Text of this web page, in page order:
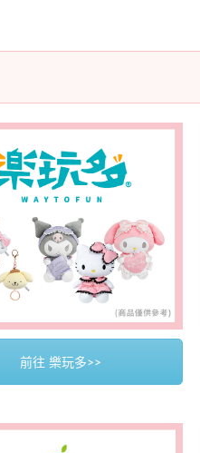
前往 樂玩多>>